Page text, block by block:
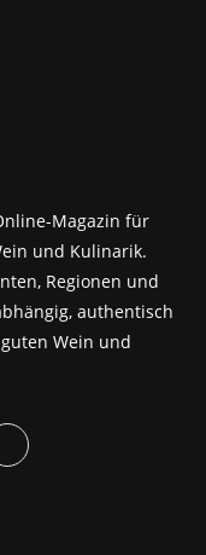
Magazin für
und Kulinarik.
Regionen und
authentisch
Wein und